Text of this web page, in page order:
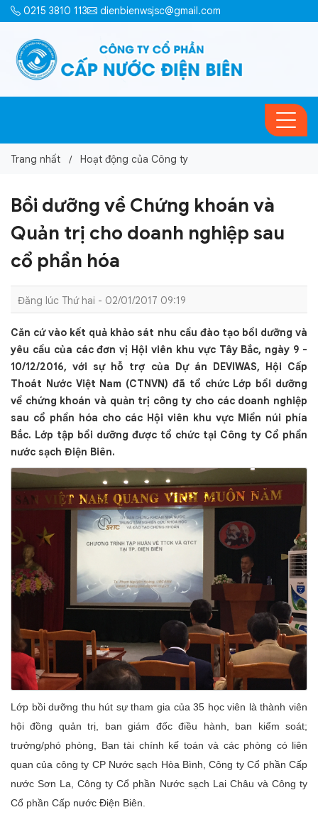
0215 3810 113 dienbienwsjsc@gmail.com
Trang nhất Hoạt động của Công ty
Bồi dưỡng về Chứng khoán và
Quản trị cho doanh nghiệp sau
cổ phần hóa
Đăng lúc Thứ hai - 02/01/2017 09:19
Căn cứ vào kết quả khảo sát nhu cầu đào tạo bồi dưỡng và
yêu cầu của các đơn vị Hội viên khu vực Tây Bắc, ngày 9 -
10/12/2016, với sự hỗ trợ của Dự án DEVIWAS, Hội Cấp
Thoát Nước Việt Nam (CTNVN) đã tổ chức Lớp bồi dưỡng
về chứng khoán và quản trị công ty cho các doanh nghiệp
sau cổ phần hóa cho các Hội viên khu vực Miền núi phía
Bắc. Lớp tập bồi dưỡng được tổ chức tại Công ty Cổ phần
nước sạch Điện Biên.
Lớp bồi dưỡng thu hút sự tham gia của 35 học viên là thành viên
hội đồng quản trị, ban giám đốc điều hành, ban kiểm soát;
trưởng/phó phòng, Ban tài chính kế toán và các phòng có liên
quan của công ty CP Nước sạch Hòa Bình, Công ty Cổ phần Cấp
nước Sơn La, Công ty Cổ phần Nước sạch Lai Châu và Công ty
Cổ phần Cấp nước Điện Biên.